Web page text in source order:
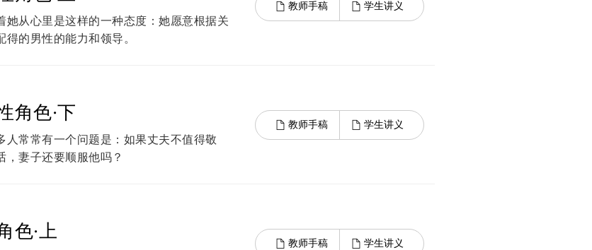
从心里是这样的一种态度：她愿意根据关
的男性的能力和领导。
教师手稿 学生讲义
角色·下
常常有一个问题是：如果丈夫不值得敬
妻子还要顺服他吗？
教师手稿 学生讲义
色·上
教师手稿 学生讲义